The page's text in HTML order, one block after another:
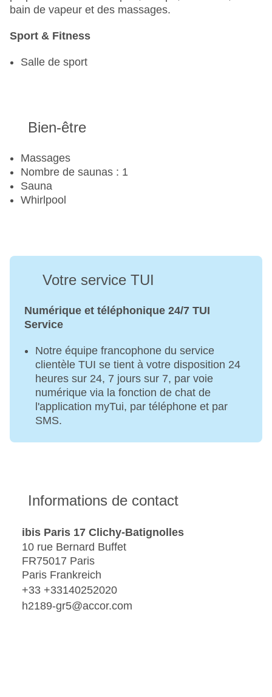
bain de vapeur et des massages.
Sport & Fitness
Salle de sport
Bien-être
Massages
Nombre de saunas : 1
Sauna
Whirlpool
Votre service TUI
Numérique et téléphonique 24/7 TUI
Service
Notre équipe francophone du service
clientèle TUI se tient à votre disposition 24
heures sur 24, 7 jours sur 7, par voie
numérique via la fonction de chat de
l'application myTui, par téléphone et par
SMS.
Informations de contact
ibis Paris 17 Clichy-Batignolles
10 rue Bernard Buffet
FR75017 Paris
Paris Frankreich
+33 +33140252020
h2189-gr5@accor.com